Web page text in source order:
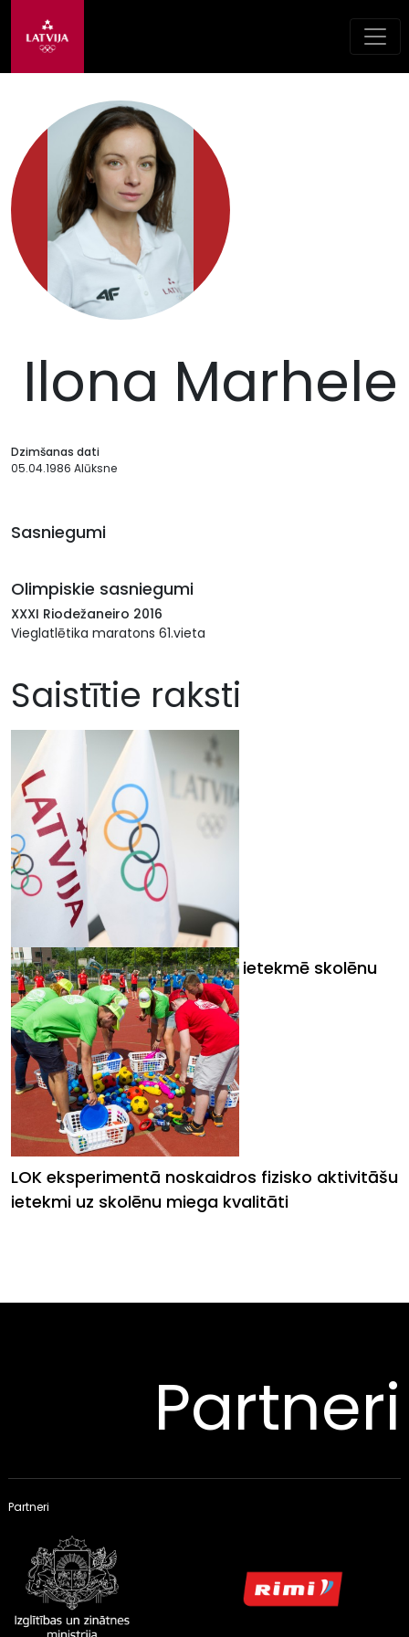
Ilona Marhele
Dzimšanas dati
05.04.1986 Alūksne
Sasniegumi
Olimpiskie sasniegumi
XXXI Riodežaneiro 2016
Vieglatlētika maratons 61.vieta
Saistītie raksti
Pētīs, kā fiziskās aktivitātes ietekmē skolēnu
miega kvalitāti
LOK eksperimentā noskaidros fizisko aktivitāšu
ietekmi uz skolēnu miega kvalitāti
Partneri
Partneri